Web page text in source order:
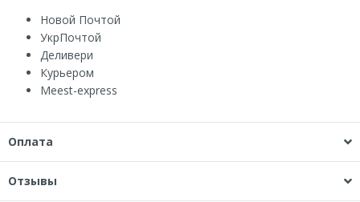
Новой Почтой
УкрПочтой
Деливери
Курьером
Мeest-express
Оплата
Отзывы